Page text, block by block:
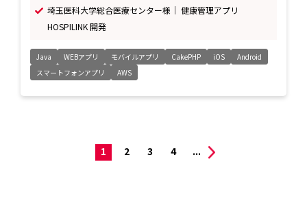
埼玉医科大学総合医療センター様｜ 健康管理アプリ
HOSPILINK 開発
Java WEBアプリ モバイルアプリ CakePHP iOS
Android
スマートフォンアプリ
AWS
1 2 3 4 ...